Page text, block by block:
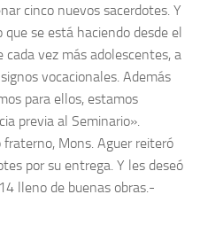
cinco nuevos sacerdotes. Y
se está haciendo desde el
cada vez más adolescentes, a
vocacionales. Además
para ellos, estamos
previa al Seminario».
Mons. Aguer reiteró
por su entrega. Y les deseó
lleno de buenas obras.-